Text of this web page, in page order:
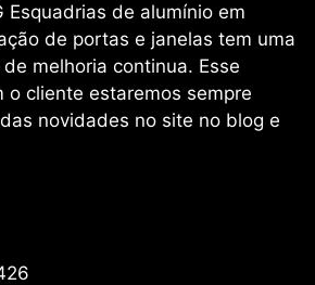
Esquadrias de alumínio em
de portas e janelas tem uma
melhoria continua. Esse
o cliente estaremos sempre
novidades no site no blog e